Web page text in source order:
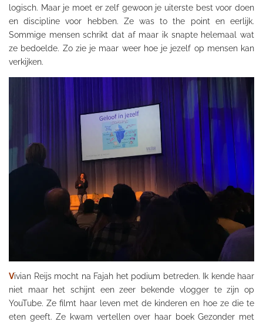
logisch. Maar je moet er zelf gewoon je uiterste best voor doen
en discipline voor hebben. Ze wasto the point en eerlijk.
Sommige mensen schrikt dat af maar ik snapte helemaal wat
ze bedoelde. Zo zie je maar weer hoe je jezelf op mensen kan
verkijken.
Vivian Reijs mocht na Fajah het podium betreden. Ik kende haar
niet maar het schijnt een zeer bekende vloggerte zijn op
YouTube. Ze filmt haar leven met de kinderen en hoe ze die te
eten geeft. Ze kwam vertellen over haar boek Gezonder met